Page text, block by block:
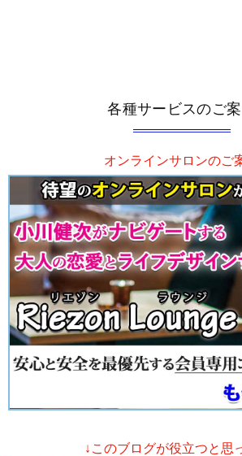
各種サービスのご
オンラインサロンのご
↓このブログが役立つと思